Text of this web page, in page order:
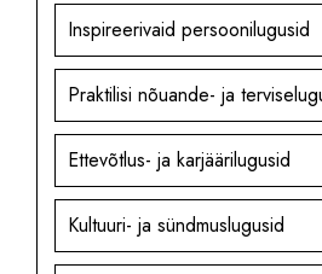
Inspireerivaid persoonilugusid
Praktilisi nõuande- ja
Ettevõtlus- ja karjäärilugusid
Kultuuri- ja sündmuslugusid